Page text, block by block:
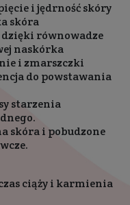
i jędrność skóry
skóra
dzięki równowadze
naskórka
i zmarszczki
do powstawania
starzenia
skóra i pobudzone
ciąży i karmienia